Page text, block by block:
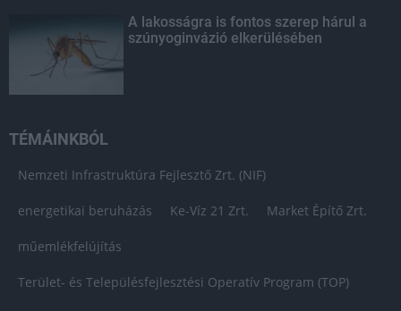
A lakosságra is fontos szerep hárul a
szúnyoginvázió elkerülésében
TÉMÁINKBÓL
Nemzeti Infrastruktúra Fejlesztő Zrt. (NIF)
energetikai beruházás Ke-Víz 21 Zrt. Market Építő Zrt.
műemlékfelújítás
Terület- és Településfejlesztési Operatív Program (TOP)